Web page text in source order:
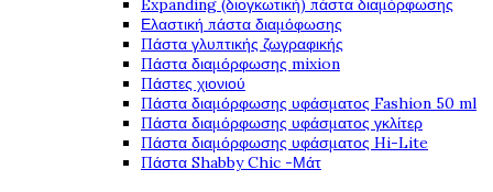
Expanding (διογκωτική) πάστα διαμόρφωσης
Ελαστική πάστα διαμόφωσης
Πάστα γλυπτικής ζωγραφικής
Πάστα διαμόρφωσης mixion
Πάστες χιονιού
Πάστα διαμόρφωσης υφάσματος Fashion 50 ml
Πάστα διαμόρφωσης υφάσματος γκλίτερ
Πάστα διαμόρφωσης υφάσματος Hi-Lite
Πάστα Shabby Chic -Μάτ